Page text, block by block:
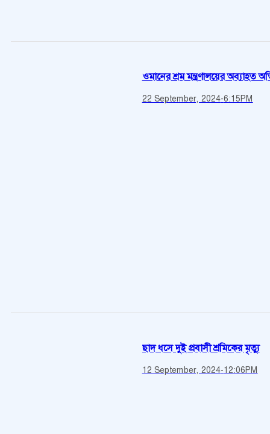
ওমানের শ্রম মন্ত্রণালয়ের অব্যাহত
22 September, 2024-6:15PM
ছাদ ধসে দুই প্রবাসী শ্রমিকের মৃত্যু
12 September, 2024-12:06PM